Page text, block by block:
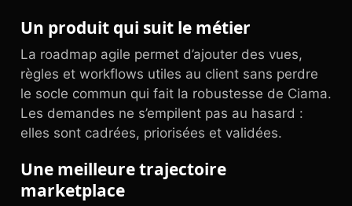
Un produit qui suit le métier
La roadmap agile permet d’ajouter des vues,
règles et workflows utiles au client sans perdre
le socle commun qui fait la robustesse de Ciama.
Les demandes ne s’empilent pas au hasard :
elles sont cadrées, priorisées et validées.
Une meilleure trajectoire
marketplace